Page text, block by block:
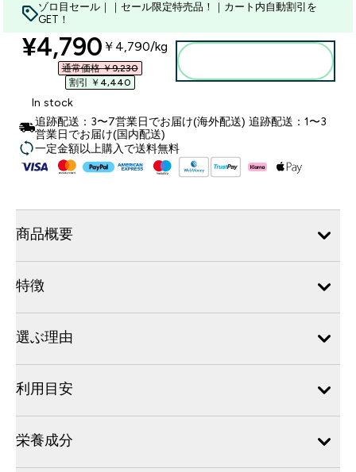
ゾロ目セール｜｜セール限定特売品！｜カート内自動割引を
GET！
discounted price
¥4,790‎ ￥4,790‎/kg
通常価格 ￥9,230‎
割引 ￥4,440‎
In stock
追跡配送：3〜7営業日でお届け(海外配送) 追跡配送：1〜3
営業日でお届け(国内配送)
一定金額以上購入で送料無料
商品概要
特徴
選ぶ理由
利用目安
栄養成分